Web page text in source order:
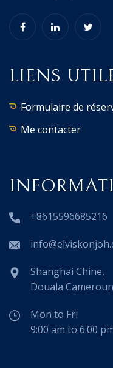
LIENS
Formulaire de
Me contacter
+8615596685216
Shanghai Chine,
Douala Cameroun
Mon to Fri
9:00 am to 6:00